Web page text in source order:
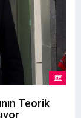
Teorik